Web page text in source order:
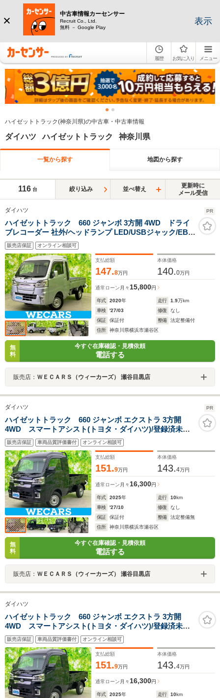
中古車情報カーセンサー
Recruit Co., Ltd.
無料 － Google Play
表示
履歴 お気に入り メニュー
ハイゼットトラック(神奈川県)の中古車・中古車情報
ダイハツ ハイゼットトラック 神奈川県
一覧から探す 地図から探す
116 台 絞り込み 並べ替え
更新時に
メール受信
ダイハツ PR
ハイゼットトラック 660 ジャンボ 3方開 4WD ドライ
ブレコーダー 社外/ヘッドランプ LED/USBジャック/EBD
付ABS/禁煙車/エアバッグ 運転席/エアバッグ 助手席/パワ
ーウインドウ/キーレスエントリー/パワーステアリング
販売店保証 オンライン相談可
支払総額
147.8万円
本体価格
140.0万円
通常ローン 月々15,800円
年式 2020年 走行 1.9万km
車検
'27/03 修復
なし
保証
保証付 整備
法定整備付
住所
神奈川県横浜市瀬谷区
無
料
今すぐ在庫確認・見積依頼
電話する
販売店： ＷＥＣＡＲＳ（ウィーカーズ） 瀬谷目黒店
ダイハツ PR
ハイゼットトラック 660 ジャンボ エクストラ 3方開
4WD スマートアシスト(トヨタ・ダイハツ)/登録済未使
用車/ヘッドランプ LED/EBD付ABS/横滑り防止装置/アイ
ドリングストップ/禁煙車/エアバッグ 運転席/エアバッグ
助手席
販売店保証 車両品質評価書付 オンライン相談可
支払総額
151.9万円
本体価格
143.4万円
通常ローン 月々16,300円
年式 2025年 走行 10km
車検
'27/10 修復
なし
保証
保証付 整備
法定整備無
住所
神奈川県横浜市瀬谷区
無
料
今すぐ在庫確認・見積依頼
電話する
販売店： ＷＥＣＡＲＳ（ウィーカーズ） 瀬谷目黒店
ダイハツ
ハイゼットトラック 660 ジャンボ エクストラ 3方開
4WD スマートアシスト(トヨタ・ダイハツ)/登録済未使
用車/ヘッドランプ LED/EBD付ABS/横滑り防止装置/アイ
ドリングストップ/禁煙車/エアバッグ 運転席/エアバッグ
助手席
販売店保証 車両品質評価書付 オンライン相談可
支払総額
151.9万円
本体価格
143.4万円
通常ローン 月々 16,300円
年式 2025年 走行 10km